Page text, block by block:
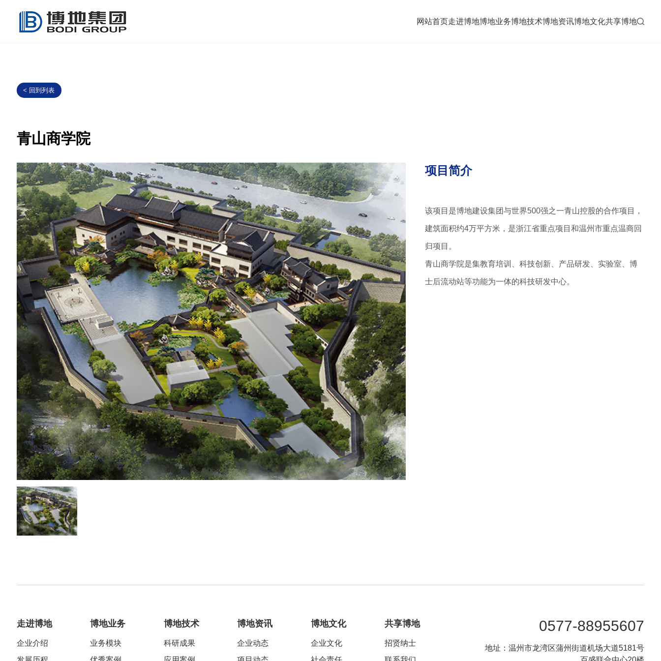
网站首页走进博地博地业务博地技术博地资讯博地文化共享博地
< 回到列表
青山商学院
项目简介
该项目是博地建设集团与世界500强之一青山控股的合作项目，
建筑面积约4万平方米，是浙江省重点项目和温州市重点温商回
归项目。
青山商学院是集教育培训、科技创新、产品研发、实验室、博
士后流动站等功能为一体的科技研发中心。
走进博地
企业介绍
博地业务
业务模块
博地技术
科研成果
博地资讯
企业动态
博地文化
企业文化
共享博地
招贤纳士
0577-88955607
地址：温州市龙湾区蒲州街道机场大道5181号